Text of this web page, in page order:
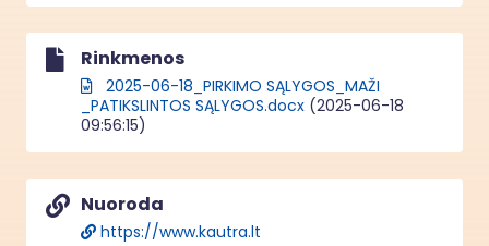
Rinkmenos
2025-06-18_PIRKIMO SĄLYGOS_MAŽI
_PATIKSLINTOS SĄLYGOS.docx (2025-06-18
09:56:15)
Nuoroda
https://www.kautra.lt